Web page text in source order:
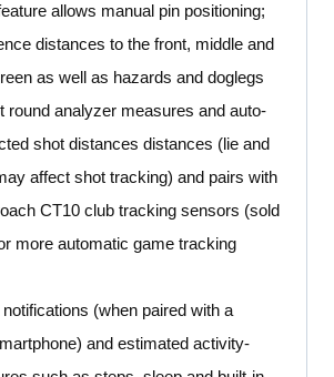
allows manual pin positioning;
distances to the front, middle and
as well as hazards and doglegs
round analyzer measures and auto-
shot distances distances (lie and
affect shot tracking) and pairs with
CT10 club tracking sensors (sold
more automatic game tracking
(when paired with a
and estimated activity-